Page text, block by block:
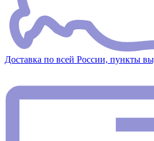
Доставка по всей России, пункты